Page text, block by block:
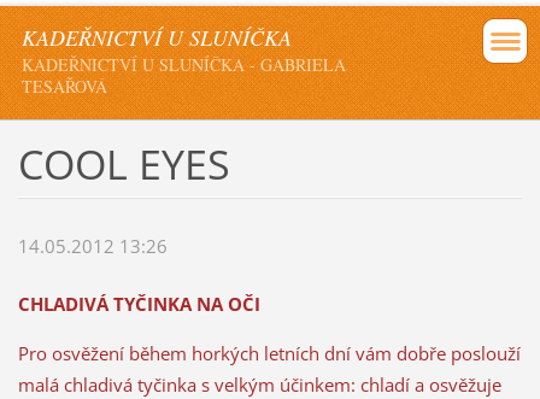
KADEŘNICTVÍ U SLUNÍČKA
KADEŘNICTVÍ U SLUNÍČKA - GABRIELA
TESAŘOVÁ
COOL EYES
14.05.2012 13:26
CHLADIVÁ TYČINKA NA OČI
Pro osvěžení během horkých letních dní vám dobře poslouží
malá chladivá tyčinka s velkým účinkem: chladí a osvěžuje